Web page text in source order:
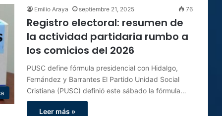
Emilio Araya septiembre 21, 2025 76
Registro electoral: resumen de
la actividad partidaria rumbo a
los comicios del 2026
PUSC define fórmula presidencial con Hidalgo,
Fernández y Barrantes El Partido Unidad Social
Cristiana (PUSC) definió este sábado la fórmula…
Leer más »